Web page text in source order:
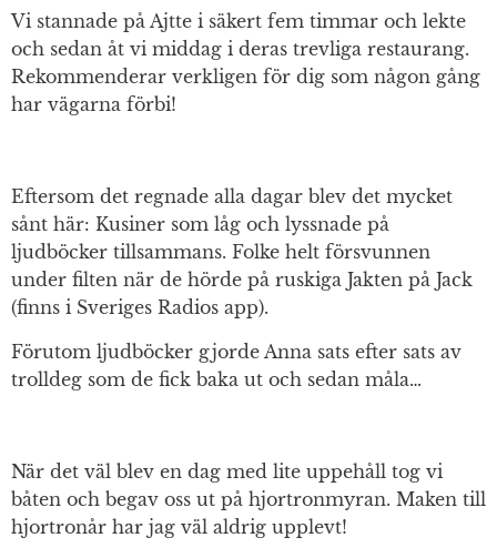
Vi stannade på Ajtte i säkert fem timmar och lekte
och sedan åt vi middag i deras trevliga restaurang.
Rekommenderar verkligen för dig som någon gång
har vägarna förbi!
Eftersom det regnade alla dagar blev det mycket
sånt här: Kusiner som låg och lyssnade på
ljudböcker tillsammans. Folke helt försvunnen
under filten när de hörde på ruskiga Jakten på Jack
(finns i Sveriges Radios app).
Förutom ljudböcker gjorde Anna sats efter sats av
trolldeg som de fick baka ut och sedan måla…
När det väl blev en dag med lite uppehåll tog vi
båten och begav oss ut på hjortronmyran. Maken till
hjortronår har jag väl aldrig upplevt!